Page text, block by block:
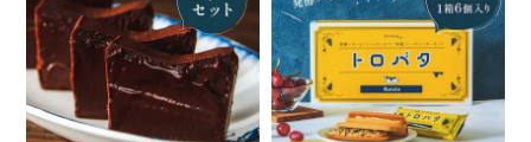
お中元
紅茶toroaTea
焼き菓子
とろ生シュー
クッキー缶
紅茶toroaTeaギフト